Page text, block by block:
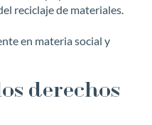
reciclaje de materiales.
en materia social y
derechos